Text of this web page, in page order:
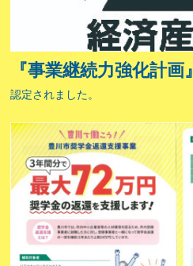
『事業継続力強化計画』
認定されました。